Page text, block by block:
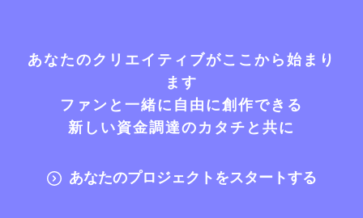
あなたのクリエイティブがここから始まり
ます
ファンと一緒に自由に創作できる
新しい資金調達のカタチと共に
あなたのプロジェクトをスタートする